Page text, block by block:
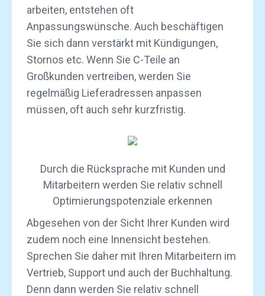
arbeiten, entstehen oft
Anpassungswünsche. Auch beschäftigen
Sie sich dann verstärkt mit Kündigungen,
Stornos etc. Wenn Sie C-Teile an
Großkunden vertreiben, werden Sie
regelmäßig Lieferadressen anpassen
müssen, oft auch sehr kurzfristig.
Durch die Rücksprache mit Kunden und
Mitarbeitern werden Sie relativ schnell
Optimierungspotenziale erkennen
Abgesehen von der Sicht Ihrer Kunden wird
zudem noch eine Innensicht bestehen.
Sprechen Sie daher mit Ihren Mitarbeitern im
Vertrieb, Support und auch der Buchhaltung.
Denn dann werden Sie relativ schnell